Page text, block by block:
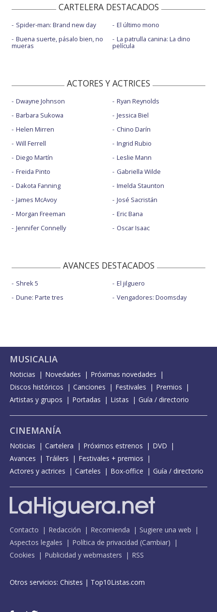
CARTELERA DESTACADOS
Spider-man: Brand new day
Buena suerte, pásalo bien, no
mueras
El último mono
La patrulla canina: La dino
película
ACTORES Y ACTRICES
Dwayne Johnson
Barbara Sukowa
Helen Mirren
Will Ferrell
Diego Martín
Freida Pinto
Dakota Fanning
James McAvoy
Morgan Freeman
Jennifer Connelly
Ryan Reynolds
Jessica Biel
Chino Darín
Ingrid Rubio
Leslie Mann
Gabriella Wilde
Imelda Staunton
José Sacristán
Eric Bana
Oscar Isaac
AVANCES DESTACADOS
Shrek 5
Dune: Parte tres
El jilguero
Vengadores: Doomsday
MUSICALIA
Noticias Novedades
Próximas novedades
Discos históricos
Canciones Festivales
Premios
Artistas y grupos
Portadas Listas Guía / directorio
CINEMANÍA
Noticias Cartelera Próximos estrenos
DVD
Avances
Tráilers
Festivales + premios
Actores y actrices
Carteles Box-office Guía / directorio
Contacto Redacción Recomienda
Sugiere una web
Aspectos legales
Política de privacidad (Cambiar)
Cookies
Publicidad y webmasters RSS
Otros servicios: Chistes | Top10Listas.com